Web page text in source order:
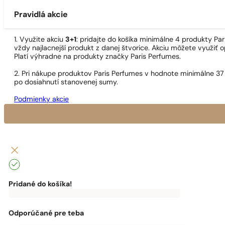
Pravidlá akcie
1. Využite akciu 3+1: pridajte do košíka minimálne 4 produkty
vždy najlacnejší produkt z danej štvorice. Akciu môžete využiť
Platí výhradne na produkty značky Paris Perfumes.
2. Pri nákupe produktov Paris Perfumes v hodnote minimálne
po dosiahnutí stanovenej sumy.
Podmienky akcie
Pridané do košíka!
zadarmo
ti
Odporúčané pre teba